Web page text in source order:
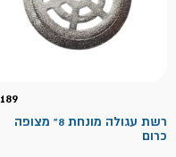
189
רשת עגולה מונחת 8" מצופה
כרום